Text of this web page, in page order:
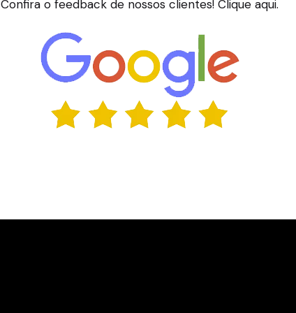
Confira o feedback de nossos clientes! Clique aqui.